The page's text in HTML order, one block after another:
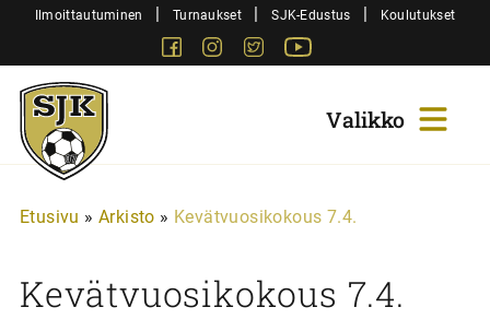
SiirryIlmoittautuminen | Turnaukset | SJK-Edustus | Koulutukset
FacebookInstagram
Twitter
Sjk-
Juniorit
Etusivu » Arkisto » Kevätvuosikokous 7.4.
Kevätvuosikokous 7.4.